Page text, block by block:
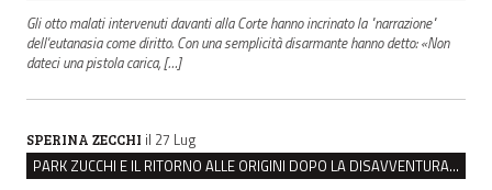
Gli otto malati intervenuti davanti alla Corte hanno incrinato la "narrazione"
dell'eutanasia come diritto. Con una semplicità disarmante hanno detto: «Non
dateci una pistola carica, […]
SPERINA ZECCHI il 27 Lug
PARK ZUCCHI E IL RITORNO ALLE ORIGINI DOPO LA DISAVVENTURA CON REGGIO EMILIA PARCHEGGI